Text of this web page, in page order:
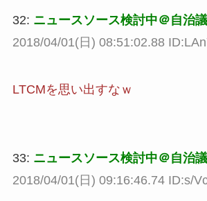
32: ニュースソース検討中＠自治
2018/04/01(日) 08:51:02.88
LTCMを思い出すなｗ
33: ニュースソース検討中＠自治
2018/04/01(日) 09:16:46.74 ID:s/